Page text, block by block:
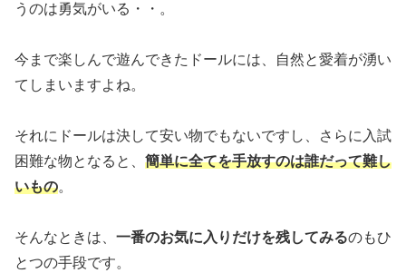
うのは勇気がいる・・。
今まで楽しんで遊んできたドールには、自然と愛着が湧い
てしまいますよね。
それにドールは決して安い物でもないですし、さらに入試
困難な物となると、 簡単に全てを手放すのは誰だって難し
いもの。
そんなときは、 一番のお気に入りだけを残してみるのもひ
とつの手段です。